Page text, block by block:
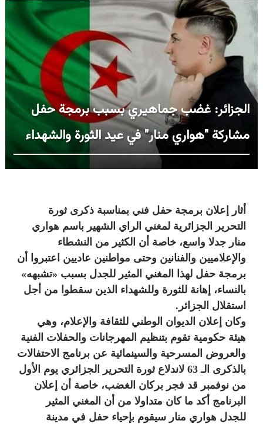
الجزائر: غضب جماهيري بسبب برمجة حفل
مشاركة "هواري منار" في عيد الثورة والشهداء
أثار إعلان برمجة حفل فني بمناسبة ذكرى ثورة
التحرير الجزائرية لمغني الراي الشهير باسم هواري
منار جدلا واسع، خاصة أن الكثير من النشطاء
والإعلاميين والفنانين وحتى مواطنين عاديين اعتبروا أن
برمجة حفل لهذا المغني المثير للجدل بسبب «تشبهه»
بالنساء، إهانة للثورة وللشهداء الذين سقطوا من أجل
استقلال الجزائر.
وكان إعلان الديوان الوطني للثقافة والإعلام، وهي
هيئة حكومية تقوم بتنظيم المهرجانات والحفلات الفنية
والعروض المسرحية والسينمائية عن برنامج الاحتفالات
بالذكرى الـ 63 لاندلاع ثورة التحرير الجزائري يوم الأول
من نوفمبر قد فجر بركان الغضب، خاصة أن إعلان
البرنامج أكد ما كان متداولا من أن المغني المثير
للجدل هواري منار سيقوم بإحياء حفل في مدينة